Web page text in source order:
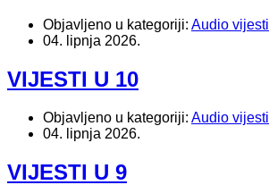
Objavljeno u kategoriji: Audio vijesti
04. lipnja 2026.
VIJESTI U 10
Objavljeno u kategoriji: Audio vijesti
04. lipnja 2026.
VIJESTI U 9